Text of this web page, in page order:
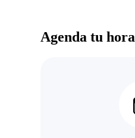
Agenda tu hora